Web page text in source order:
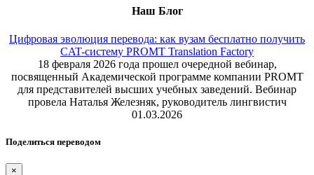
Наш Блог
Цифровая эволюция перевода: как вузам бесплатно получить
CAT-систему PROMT Translation Factory
18 февраля 2026 года прошел очередной вебинар,
посвященный Академической программе компании PROMT
для представителей высших учебных заведений. Вебинар
провела Наталья Железняк, руководитель лингвистич
01.03.2026
Поделиться переводом
×